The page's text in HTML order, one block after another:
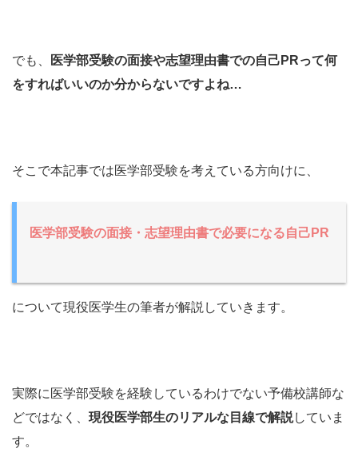
でも、
医学部受験の面接や志望理由書での自己PRって何
をすればいいのか分からないですよね…
そこで本記事では医学部受験を考えている方向けに、
医学部受験の面接・志望理由書で必要になる自己PR
について現役医学生の筆者が解説していきます。
実際に医学部受験を経験しているわけでない予備校講師な
どではなく、 現役医学部生のリアルな目線で解説していま
す。